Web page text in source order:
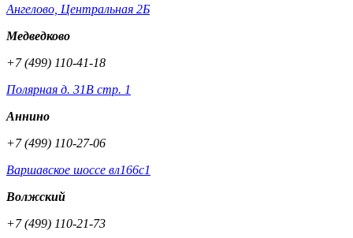
Ангелово, Центральная 2Б
Медведково
+7 (499) 110-41-18
Полярная д. 31В стр. 1
Аннино
+7 (499) 110-27-06
Варшавское шоссе вл166с1
Волжский
+7 (499) 110-21-73